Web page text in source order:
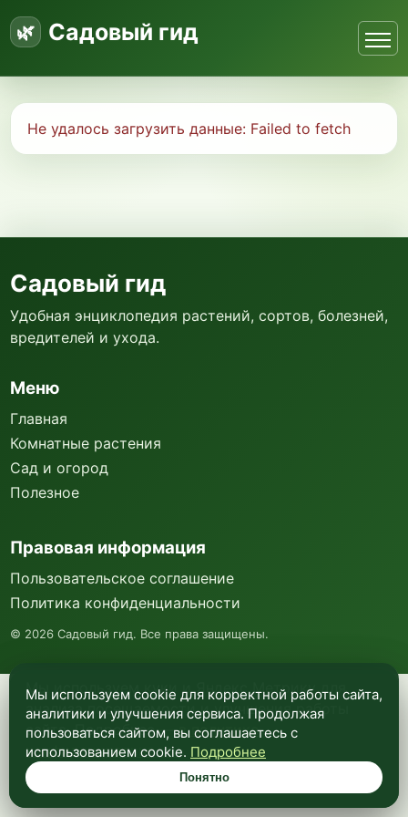
Садовый гид
Не удалось загрузить данные: Failed to fetch
Мы используем куки и Яндекс Метрику для
анализа посещаемости и улучшения работы
сайта. Подробнее —в политике
конфиденциальности.
Понятно
Садовый гид
Удобная энциклопедия растений, сортов, болезней,
вредителей и ухода.
Меню
Главная
Комнатные растения
Сад и огород
Полезное
Правовая информация
Пользовательское соглашение
Политика конфиденциальности
© 2026 Садовый гид. Все права защищены.
Мы используем cookie для корректной работы сайта,
аналитики и улучшения сервиса. Продолжая
пользоваться сайтом, вы соглашаетесь с
использованием cookie. Подробнее
Понятно